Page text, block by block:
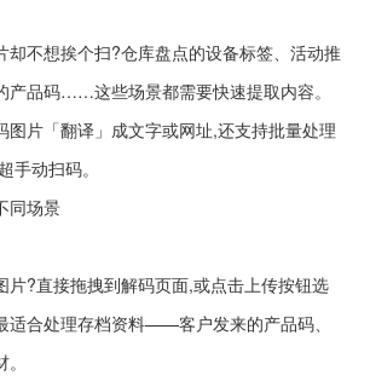
却不想挨个扫?仓库盘点的设备标签、活动推
产品码……这些场景都需要快速提取内容。
图片「翻译」成文字或网址,还支持批量处理
手动扫码。
同场景
片?直接拖拽到解码页面,或点击上传按钮选
适合处理存档资料——客户发来的产品码、